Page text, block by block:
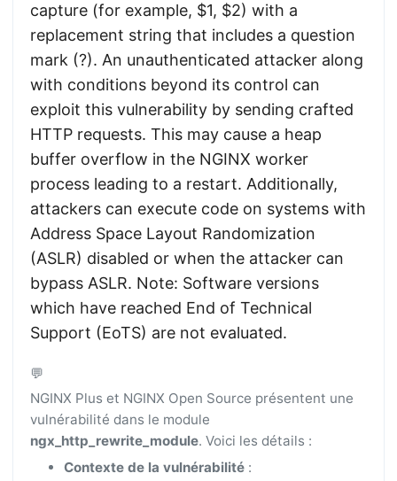
capture (for example, $1, $2) with a
replacement string that includes a question
mark (?). An unauthenticated attacker along
with conditions beyond its control can
exploit this vulnerability by sending crafted
HTTP requests. This may cause a heap
buffer overflow in the NGINX worker
process leading to a restart. Additionally,
attackers can execute code on systems with
Address Space Layout Randomization
(ASLR) disabled or when the attacker can
bypass ASLR. Note: Software versions
which have reached End of Technical
Support (EoTS) are not evaluated.
💬
NGINX Plus et NGINX Open Source présentent une
vulnérabilité dans le module
ngx_http_rewrite_module. Voici les détails :
Contexte de la vulnérabilité: